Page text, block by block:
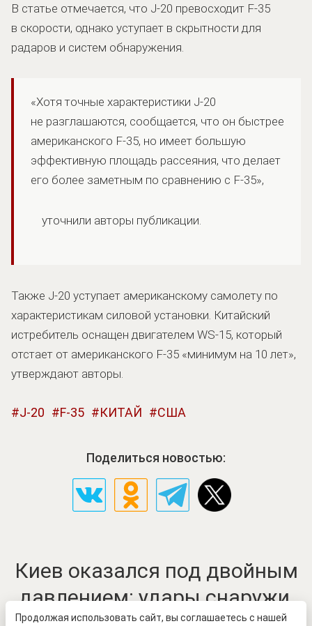
В статье отмечается, что J-20 превосходит F-35
в скорости, однако уступает в скрытности для
радаров и систем обнаружения.
«Хотя точные характеристики J-20
не разглашаются, сообщается, что он быстрее
американского F-35, но имеет большую
эффективную площадь рассеяния, что делает
его более заметным по сравнению с F-35»,
уточнили авторы публикации.
Также J-20 уступает американскому самолету по
характеристикам силовой установки. Китайский
истребитель оснащен двигателем WS-15, который
отстает от американского F-35 «минимум на 10 лет»,
утверждают авторы.
J-20 F-35 КИТАЙ США
Поделиться новостью:
Киев оказался под двойным
давлением: удары снаружи,
Продолжая использовать сайт, вы соглашаетесь с нашей